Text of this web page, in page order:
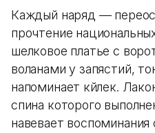
Каждый наряд —
прочтение
шелковое платье с
воланами у запястий,
напоминает көйлек.
спина которого
навевает воспоминания